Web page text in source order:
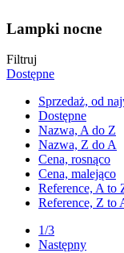
Lampki nocne
Filtruj
Dostępne
Sprzedaż, od
Dostępne
Nazwa, A do Z
Nazwa, Z do A
Cena, rosnąco
Cena, malejąco
Reference, A to
Reference, Z to
1/3
Następny